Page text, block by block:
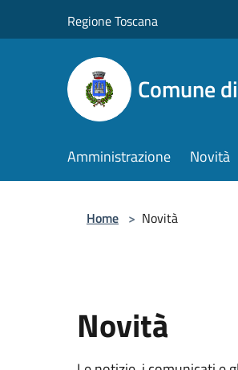
Regione Toscana
Comune
Amministrazione Novità
Home > Novità
Novità